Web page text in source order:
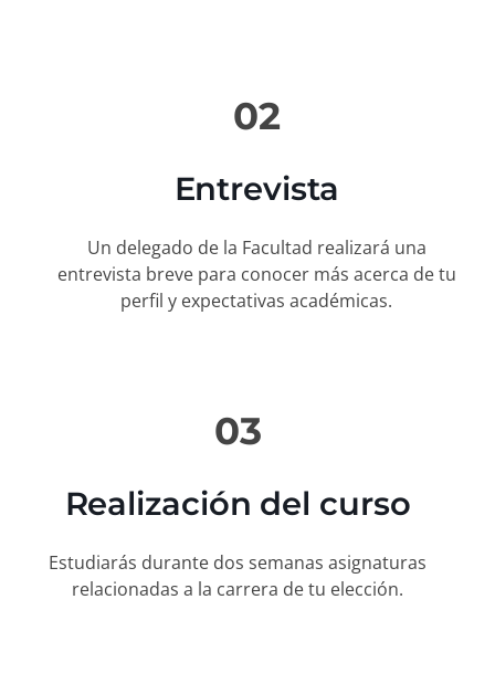
02
Entrevista
Un delegado de la Facultad realizará una
entrevista breve para conocer más acerca de tu
perfil y expectativas académicas.
03
Realización del curso
Estudiarás durante dos semanas asignaturas
relacionadas a la carrera de tu elección.